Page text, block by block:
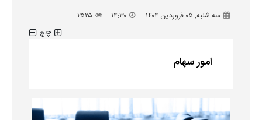
سه شنبه, ۰۵ فروردین ۱۴۰۴ ۱۴:۳۰ ۲۵۲۵
چچ
امور سهام